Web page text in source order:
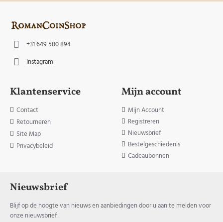
+31 649 500 894
Instagram
Klantenservice
Contact
Retourneren
Site Map
Privacybeleid
Mijn account
Mijn Account
Registreren
Nieuwsbrief
Bestelgeschiedenis
Cadeaubonnen
Nieuwsbrief
Blijf op de hoogte van nieuws en aanbiedingen door u aan te melden voor
onze nieuwsbrief